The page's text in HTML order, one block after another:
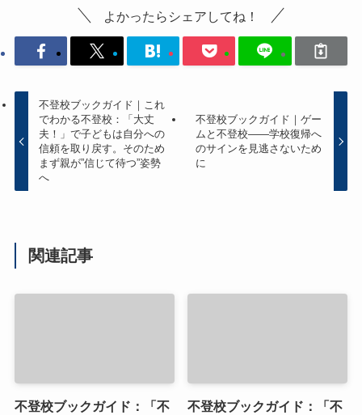
よかったらシェアしてね！
不登校ブックガイド｜これ
でわかる不登校：「大丈
夫！」で子どもは自分への
信頼を取り戻す。そのため
まず親が”信じて待つ”姿勢
へ
不登校ブックガイド｜ゲー
ムと不登校――学校復帰へ
のサインを見逃さないため
に
関連記事
不登校ブックガイド：「不
不登校ブックガイド：「不